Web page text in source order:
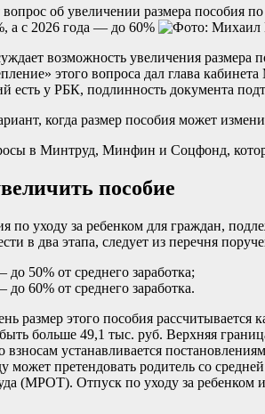
об увеличении размера пособия по
а с 2026 года — до 60%
возможность увеличения размера
этого вопроса дал глава
есть у РБК, подлинность документа
когда размер пособия может
в Минтруд, Минфин и Соцфонд,
пособие
по уходу за ребенком для граждан,
в два этапа, следует из перечня
до 50% от среднего заработка;
до 60% от среднего заработка.
размер этого пособия рассчитывается
больше 49,1 тыс. руб. Верхняя
взносам устанавливается
может претендовать родитель со
(МРОТ). Отпуск по уходу за ребенком